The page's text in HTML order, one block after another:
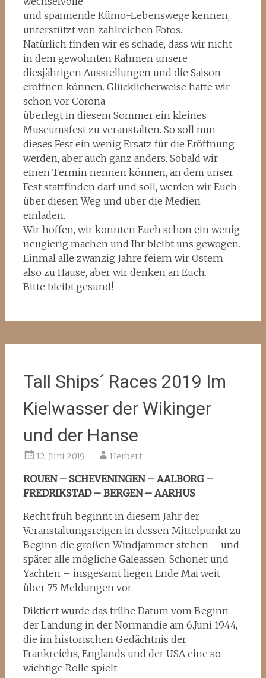
und spannende Kümo-Lebenswege kennen,
unterstützt von zahlreichen Fotos.
Natürlich finden wir es schade, dass wir nicht
in dem gewohnten Rahmen unsere
diesjährigen Ausstellungen und die Saison
eröffnen können. Glücklicherweise hatte wir
schon vor Corona
überlegt in diesem Sommer ein kleines
Museumsfest zu veranstalten. So soll nun
dieses Fest ein wenig Ersatz für die Eröffnung
werden, aber auch ganz anders. Sobald wir
einen Termin nennen können, an dem unser
Fest stattfinden darf und soll, werden wir Euch
über diesen Weg und über die Medien
einladen.
Wir hoffen, wir konnten Euch schon ein wenig
neugierig machen und Ihr bleibt uns gewogen.
Einmal alle zwanzig Jahre feiern wir Ostern
also zu Hause, aber wir denken an Euch.
Bitte bleibt gesund!
Tall Ships´ Races 2019 Im
Kielwasser der Wikinger
und der Hanse
12. Juni 2019 Herbert
ROUEN – SCHEVENINGEN – AALBORG –
FREDRIKSTAD – BERGEN – AARHUS
Recht früh beginnt in diesem Jahr der
Veranstaltungsreigen in dessen Mittelpunkt zu
Beginn die großen Windjammer stehen – und
später alle mögliche Galeassen, Schoner und
Yachten – insgesamt liegen Ende Mai weit
über 75 Meldungen vor.
Diktiert wurde das frühe Datum vom Beginn
der Landung in der Normandie am 6.Juni 1944,
die im historischen Gedächtnis der
Frankreichs, Englands und der USA eine so
wichtige Rolle spielt.